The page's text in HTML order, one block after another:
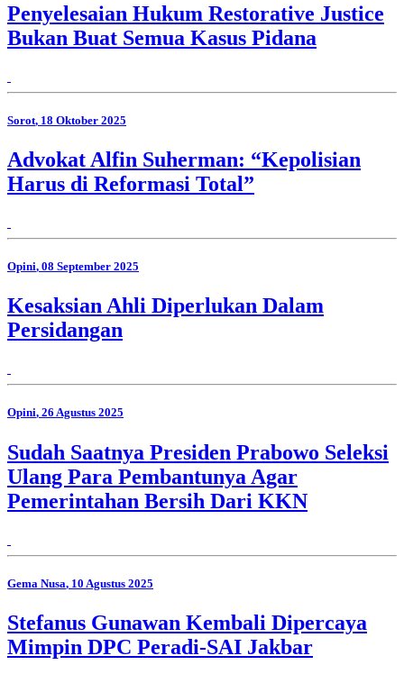
Penyelesaian Hukum Restorative Justice
Bukan Buat Semua Kasus Pidana
Sorot, 18 Oktober 2025
Advokat Alfin Suherman: “Kepolisian
Harus di Reformasi Total”
Opini, 08 September 2025
Kesaksian Ahli Diperlukan Dalam
Persidangan
Opini, 26 Agustus 2025
Sudah Saatnya Presiden Prabowo Seleksi
Ulang Para Pembantunya Agar
Pemerintahan Bersih Dari KKN
Gema Nusa, 10 Agustus 2025
Stefanus Gunawan Kembali Dipercaya
Mimpin DPC Peradi-SAI Jakbar